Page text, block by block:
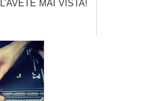
L’AVETE MAI VISTA!